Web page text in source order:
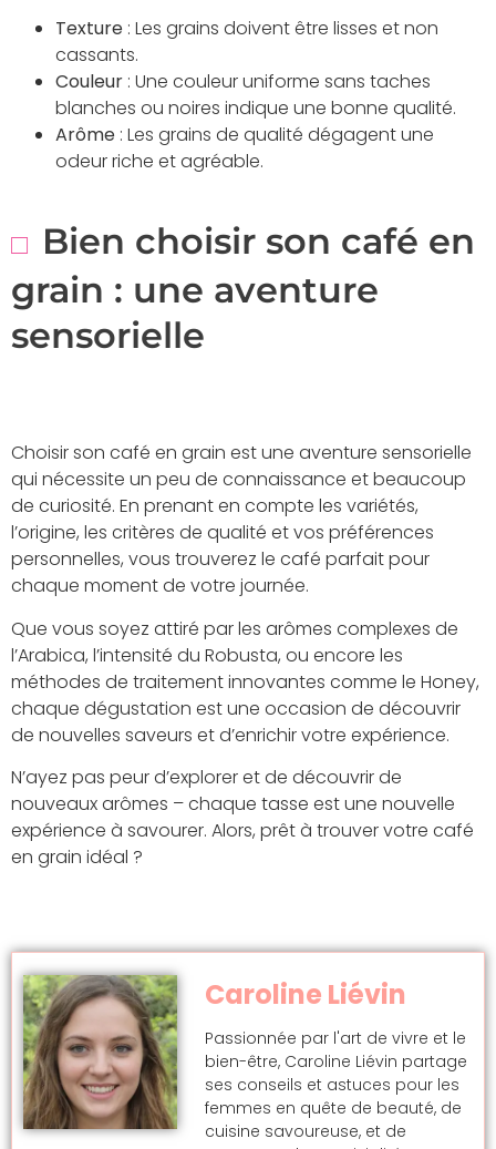
Texture : Les grains doivent être lisses et non
cassants.
Couleur : Une couleur uniforme sans taches
blanches ou noires indique une bonne qualité.
Arôme : Les grains de qualité dégagent une
odeur riche et agréable.
Bien choisir son café en
grain : une aventure
sensorielle
Choisir son café en grain est une aventure sensorielle
qui nécessite un peu de connaissance et beaucoup
de curiosité. En prenant en compte les variétés,
l’origine, les critères de qualité et vos préférences
personnelles, vous trouverez le café parfait pour
chaque moment de votre journée.
Que vous soyez attiré par les arômes complexes de
l’Arabica, l’intensité du Robusta, ou encore les
méthodes de traitement innovantes comme le Honey,
chaque dégustation est une occasion de découvrir
de nouvelles saveurs et d’enrichir votre expérience.
N’ayez pas peur d’explorer et de découvrir de
nouveaux arômes – chaque tasse est une nouvelle
expérience à savourer. Alors, prêt à trouver votre café
en grain idéal ?
Caroline Liévin
Passionnée par l'art de vivre et le
bien-être, Caroline Liévin partage
ses conseils et astuces pour les
femmes en quête de beauté, de
cuisine savoureuse, et de